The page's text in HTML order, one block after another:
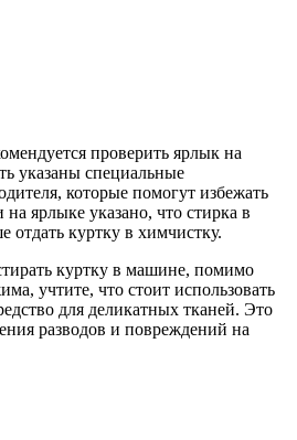
проверить ярлык на
указаны специальные
которые помогут избежать
ярлыке указано, что стирка в
куртку в химчистку.
куртку в машине, помимо
учтите, что стоит использовать
для деликатных тканей. Это
разводов и повреждений на